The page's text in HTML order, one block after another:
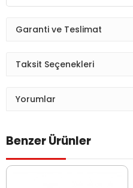
Garanti ve Teslimat
Taksit Seçenekleri
Yorumlar
Benzer Ürünler